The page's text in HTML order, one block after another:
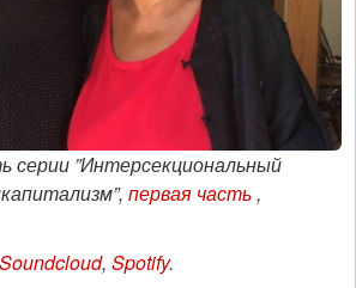
серии ”Интерсекциональный
первая часть,
Soundcloud, Spotify.